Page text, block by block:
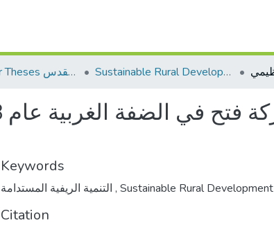
AQU Master Theses الرسائل الجامعية الخاصة بجامعة القدس Sustainable Rural Development التنمية الريفية المستدامة
Keywords
, Sustainable Rural Development
Citation